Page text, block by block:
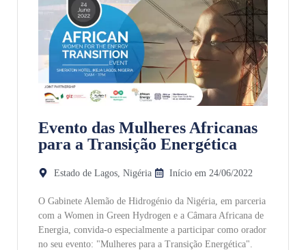
Evento das Mulheres Africanas
para a Transição Energética
Estado de Lagos, Nigéria Início em 24/06/2022
O Gabinete Alemão de Hidrogénio da Nigéria, em parceria
com a Women in Green Hydrogen e a Câmara Africana de
Energia, convida-o especialmente a participar como orador
no seu evento: "Mulheres para a Transição Energética".